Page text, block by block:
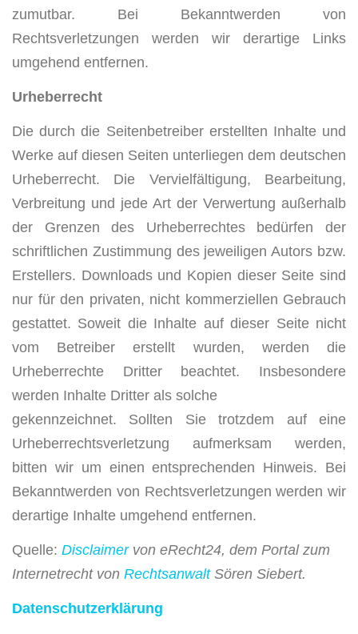
zumutbar. Bei Bekanntwerden von
Rechtsverletzungen werden wir derartige Links
umgehend entfernen.
Urheberrecht
Die durch die Seitenbetreiber erstellten Inhalte und
Werke auf diesen Seiten unterliegen dem deutschen
Urheberrecht. Die Vervielfältigung, Bearbeitung,
Verbreitung und jede Art der Verwertung außerhalb
der Grenzen des Urheberrechtes bedürfen der
schriftlichen Zustimmung des jeweiligen Autors bzw.
Erstellers. Downloads und Kopien dieser Seite sind
nur für den privaten, nicht kommerziellen Gebrauch
gestattet. Soweit die Inhalte auf dieser Seite nicht
vom Betreiber erstellt wurden, werden die
Urheberrechte Dritter beachtet. Insbesondere
werden Inhalte Dritter als solche
gekennzeichnet. Sollten Sie trotzdem auf eine
Urheberrechtsverletzung aufmerksam werden,
bitten wir um einen entsprechenden Hinweis. Bei
Bekanntwerden von Rechtsverletzungen werden wir
derartige Inhalte umgehend entfernen.
Quelle: Disclaimervon eRecht24, dem Portal zum
Internetrecht von RechtsanwaltSören Siebert.
Datenschutzerklärung